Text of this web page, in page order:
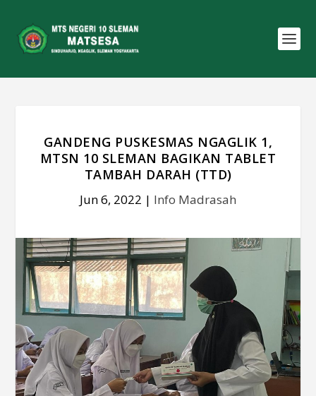
GANDENG PUSKESMAS NGAGLIK 1,
MTSN 10 SLEMAN BAGIKAN TABLET
TAMBAH DARAH (TTD)
Jun 6, 2022 | Info Madrasah